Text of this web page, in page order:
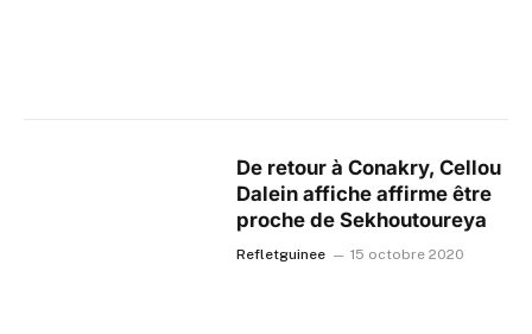
De retour à Conakry, Cellou
Dalein affiche affirme être
proche de Sekhoutoureya
Refletguinee 15 octobre 2020